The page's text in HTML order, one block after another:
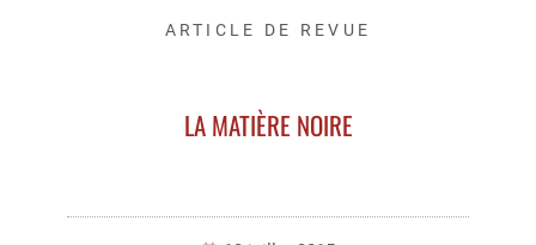
ARTICLE DE REVUE
LA MATIÈRE NOIRE